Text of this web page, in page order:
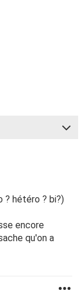
? hétéro ? bi?)
encore
qu'on a